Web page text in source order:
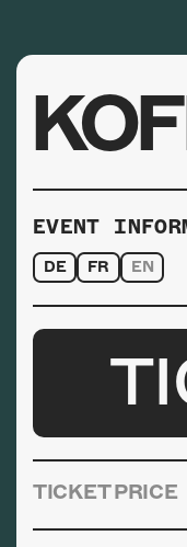
EVENT
DE FR EN
TICKET PRICE